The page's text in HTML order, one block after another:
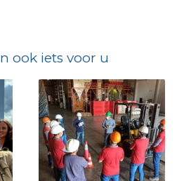
ook iets voor u